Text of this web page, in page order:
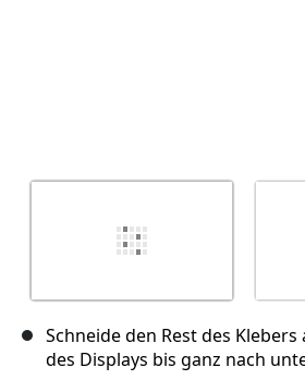
Schneide den Rest des
des Displays bis ganz nach